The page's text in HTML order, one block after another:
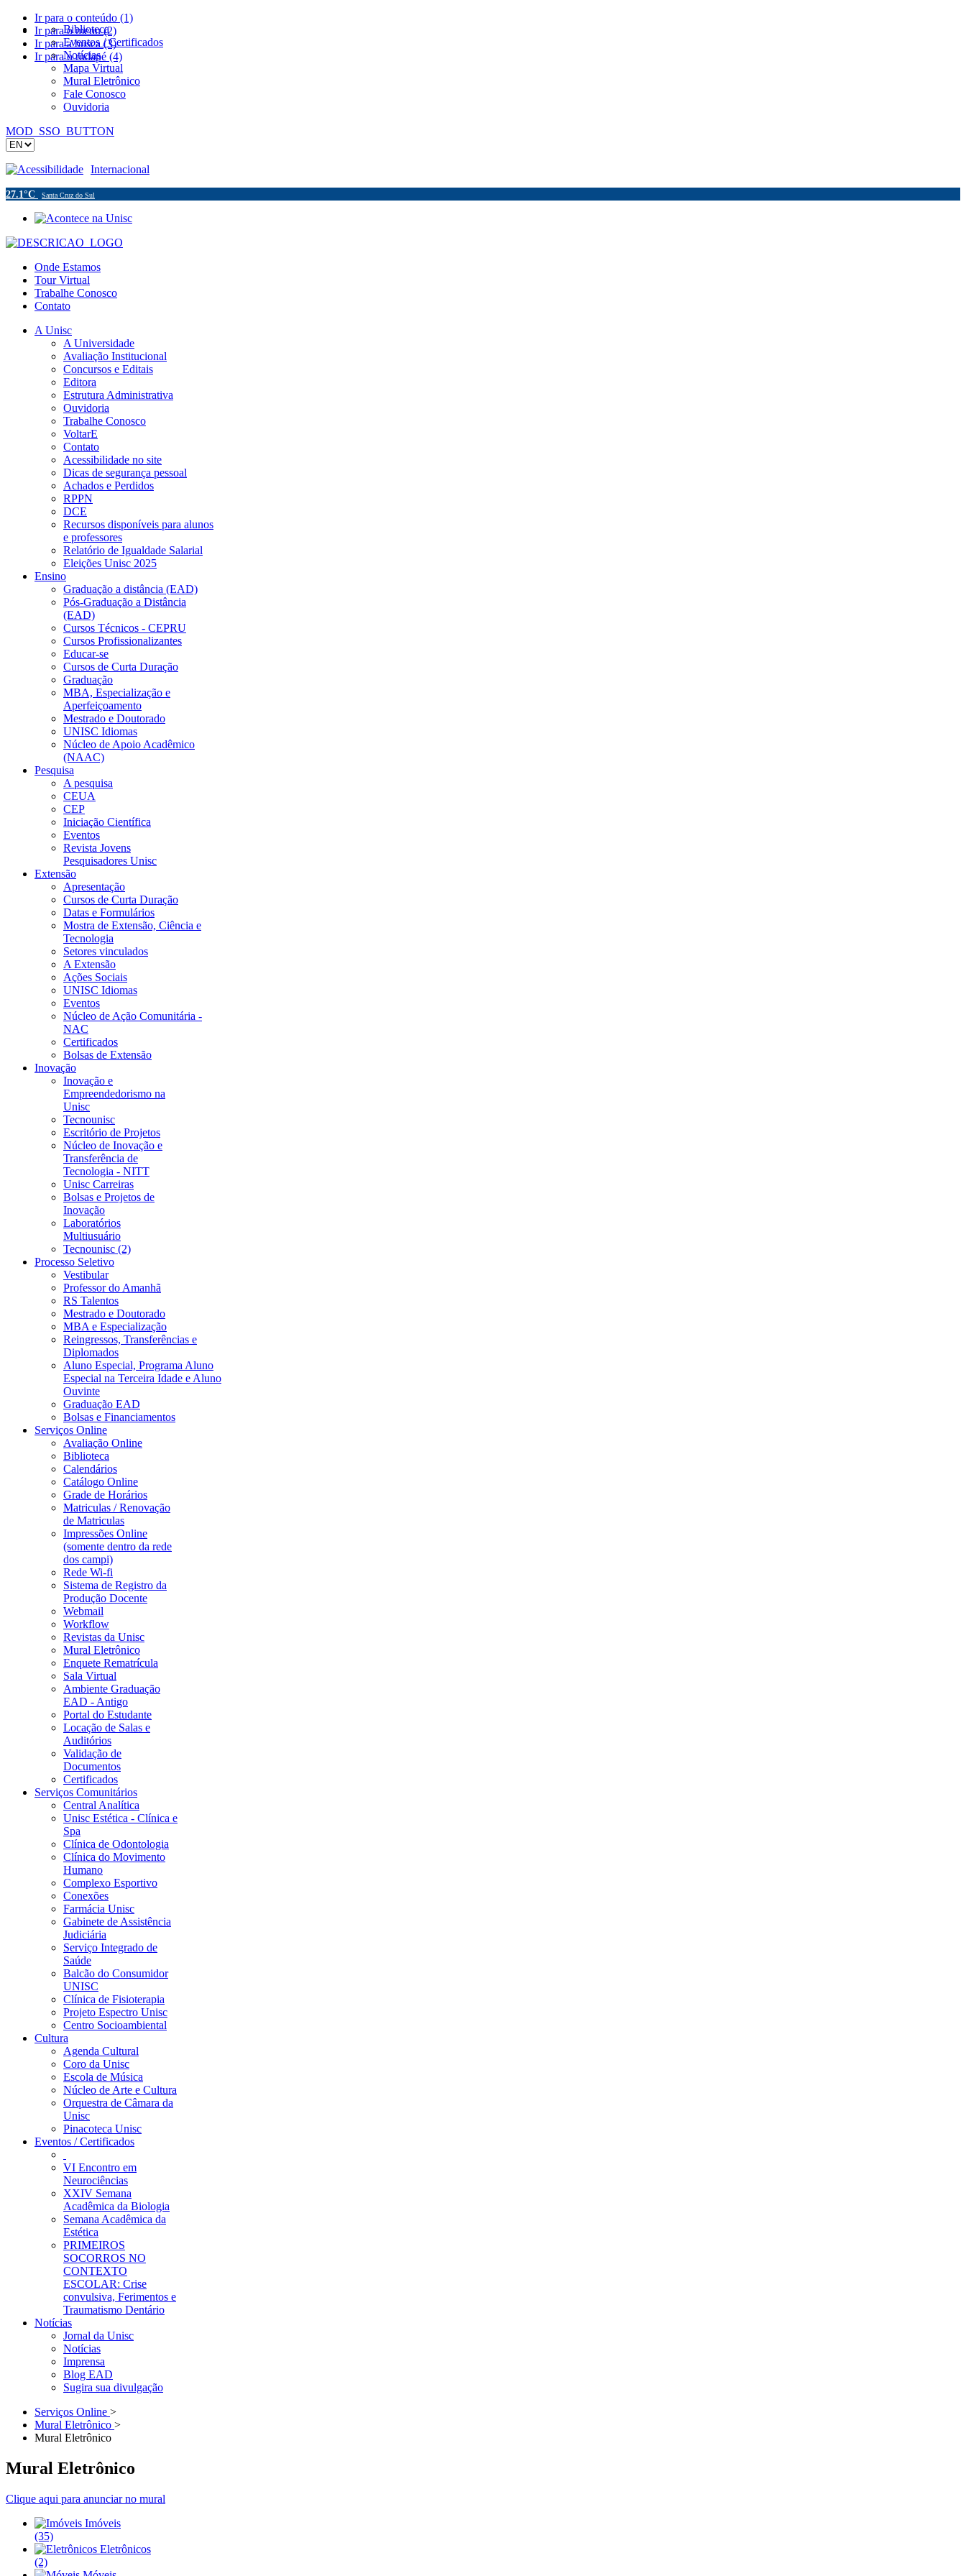
Ir para o conteúdo (1)
Ir para o menu (2)
Ir para a busca (3)
Ir para o rodapé (4)
Biblioteca
Eventos / Certificados
Notícias
Mapa Virtual
Mural Eletrônico
Fale Conosco
Ouvidoria
MOD_SSO_BUTTON
Acessibilidade Internacional
27.1°C Santa Cruz do Sul
Onde Estamos
Tour Virtual
Trabalhe Conosco
Contato
A Unisc
A Universidade
Avaliação Institucional
Concursos e Editais
Editora
Estrutura Administrativa
Ouvidoria
Trabalhe Conosco
VoltarE
Contato
Acessibilidade no site
Dicas de segurança pessoal
Achados e Perdidos
RPPN
DCE
Recursos disponíveis para alunos
e professores
Relatório de Igualdade Salarial
Eleições Unisc 2025
Ensino
Graduação a distância (EAD)
Pós-Graduação a Distância
(EAD)
Cursos Técnicos - CEPRU
Cursos Profissionalizantes
Educar-se
Cursos de Curta Duração
Graduação
MBA, Especialização e
Aperfeiçoamento
Mestrado e Doutorado
UNISC Idiomas
Núcleo de Apoio Acadêmico
(NAAC)
Pesquisa
A pesquisa
CEUA
CEP
Iniciação Científica
Eventos
Revista Jovens
Pesquisadores Unisc
Extensão
Apresentação
Cursos de Curta Duração
Datas e Formulários
Mostra de Extensão, Ciência e
Tecnologia
Setores vinculados
A Extensão
Ações Sociais
UNISC Idiomas
Eventos
Núcleo de Ação Comunitária -
NAC
Certificados
Bolsas de Extensão
Inovação
Inovação e
Empreendedorismo na
Unisc
Tecnounisc
Escritório de Projetos
Núcleo de Inovação e
Transferência de
Tecnologia - NITT
Unisc Carreiras
Bolsas e Projetos de
Inovação
Laboratórios
Multiusuário
Tecnounisc (2)
Processo Seletivo
Vestibular
Professor do Amanhã
RS Talentos
Mestrado e Doutorado
MBA e Especialização
Reingressos, Transferências e
Diplomados
Aluno Especial, Programa Aluno
Especial na Terceira Idade e Aluno
Ouvinte
Graduação EAD
Bolsas e Financiamentos
Serviços Online
Avaliação Online
Biblioteca
Calendários
Catálogo Online
Grade de Horários
Matriculas / Renovação
de Matriculas
Impressões Online
(somente dentro da rede
dos campi)
Rede Wi-fi
Sistema de Registro da
Produção Docente
Webmail
Workflow
Revistas da Unisc
Mural Eletrônico
Enquete Rematrícula
Sala Virtual
Ambiente Graduação
EAD - Antigo
Portal do Estudante
Locação de Salas e
Auditórios
Validação de
Documentos
Certificados
Serviços Comunitários
Central Analítica
Unisc Estética - Clínica e
Spa
Clínica de Odontologia
Clínica do Movimento
Humano
Complexo Esportivo
Conexões
Farmácia Unisc
Gabinete de Assistência
Judiciária
Serviço Integrado de
Saúde
Balcão do Consumidor
UNISC
Clínica de Fisioterapia
Projeto Espectro Unisc
Centro Socioambiental
Cultura
Agenda Cultural
Coro da Unisc
Escola de Música
Núcleo de Arte e Cultura
Orquestra de Câmara da
Unisc
Pinacoteca Unisc
Eventos / Certificados
VI Encontro em
Neurociências
XXIV Semana
Acadêmica da Biologia
Semana Acadêmica da
Estética
PRIMEIROS
SOCORROS NO
CONTEXTO
ESCOLAR: Crise
convulsiva, Ferimentos e
Traumatismo Dentário
Notícias
Jornal da Unisc
Notícias
Imprensa
Blog EAD
Sugira sua divulgação
Serviços Online >
Mural Eletrônico >
Mural Eletrônico
Mural Eletrônico
Clique aqui para anunciar no mural
Imóveis
(35)
Eletrônicos
(2)